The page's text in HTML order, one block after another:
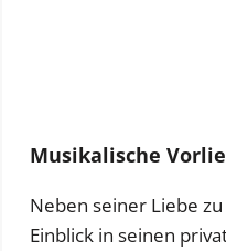
Musikalische
Neben seiner Liebe
Einblick in seinen